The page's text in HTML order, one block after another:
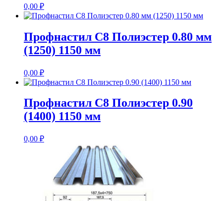
0,00 ₽
Профнастил С8 Полиэстер 0.80 мм
(1250) 1150 мм
0,00 ₽
Профнастил С8 Полиэстер 0.90
(1400) 1150 мм
0,00 ₽